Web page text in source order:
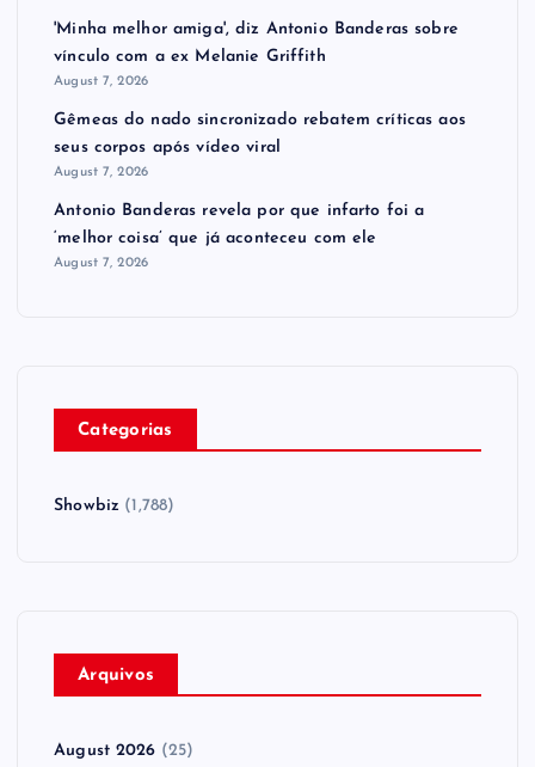
'Minha melhor amiga', diz Antonio Banderas sobre
vínculo com a ex Melanie Griffith
August 7, 2026
Gêmeas do nado sincronizado rebatem críticas ​a​os
seus corpos após vídeo viral
August 7, 2026
Antonio Banderas revela por que infarto foi a
‘melhor coisa’ que já aconteceu com ele
August 7, 2026
Categorias
Showbiz (1,788)
Arquivos
August 2026 (25)